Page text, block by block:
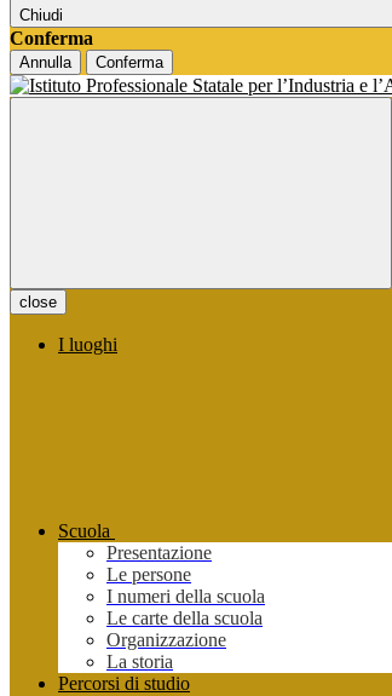
Chiudi
Conferma
Annulla Conferma
close
I luoghi
Scuola
Presentazione
Le persone
I numeri della scuola
Le carte della scuola
Organizzazione
La storia
Percorsi di studio